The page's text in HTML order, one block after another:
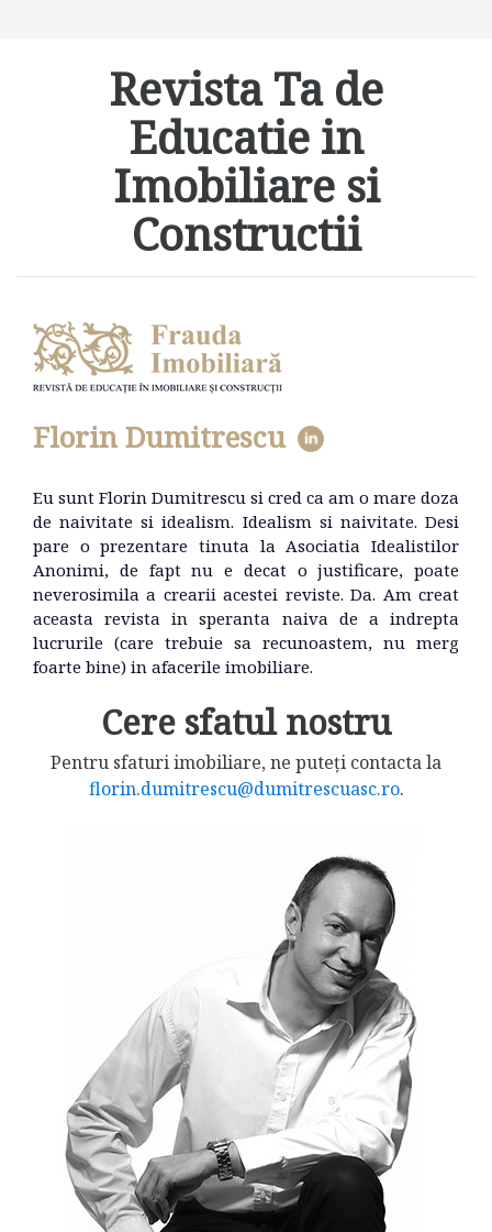
Revista Ta de
Educatie in
Imobiliare si
Constructii
Florin Dumitrescu
Eu sunt Florin Dumitrescu si cred ca am o mare doza
de naivitate si idealism. Idealism si naivitate. Desi
pare o prezentare tinuta la Asociatia Idealistilor
Anonimi, de fapt nu e decat o justificare, poate
neverosimila a crearii acestei reviste. Da. Am creat
aceasta revista in speranta naiva de a indrepta
lucrurile (care trebuie sa recunoastem, nu merg
foarte bine) in afacerile imobiliare.
Cere sfatul nostru
Pentru sfaturi imobiliare, ne puteți contacta la
florin.dumitrescu@dumitrescuasc.ro.